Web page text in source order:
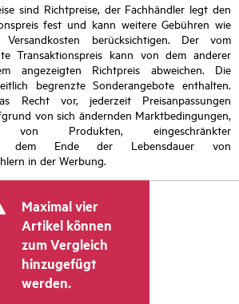
sind Richtpreise, der Fachhändler legt den
fest und kann weitere Gebühren wie
berücksichtigen. Der vom
Transaktionspreis kann von dem anderer
angezeigten Richtpreis abweichen. Die
begrenzte Sonderangebote enthalten.
Recht vor, jederzeit Preisanpassungen
von sich ändernden Marktbedingungen,
Produkten, eingeschränkter
dem Ende der Lebensdauer von
in der Werbung.
Maximal vier
Artikel können
zum Vergleich
hinzugefügt
werden.